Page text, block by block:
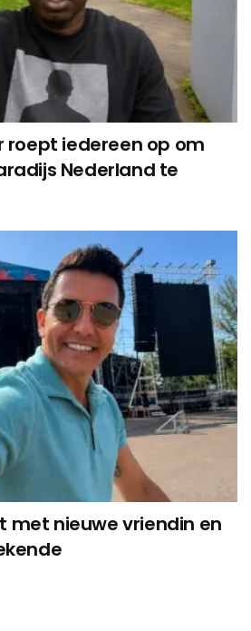
roept iedereen op om
Nederland te
met nieuwe vriendin en